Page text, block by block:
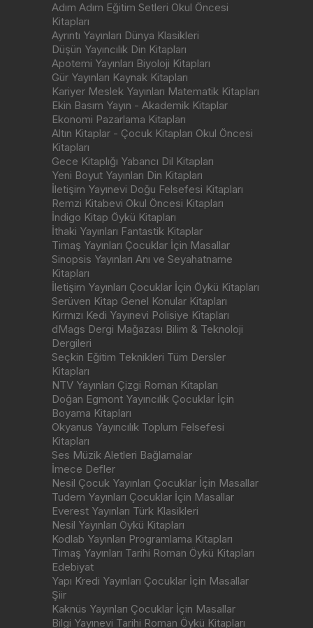
Adım Adım Eğitim Setleri Okul Öncesi
Kitapları
Ayrıntı Yayınları Dünya Klasikleri
Düşün Yayıncılık Din Kitapları
Apotemi Yayınları Biyoloji Kitapları
Gür Yayınları Kaynak Kitapları
Kariyer Meslek Yayınları Matematik Kitapları
Ekin Basım Yayın - Akademik Kitaplar
Ekonomi Pazarlama Kitapları
Altın Kitaplar - Çocuk Kitapları Okul Öncesi
Kitapları
Gece Kitaplığı Yabancı Dil Kitapları
Yeni Boyut Yayınları Din Kitapları
İletişim Yayınevi Doğu Felsefesi Kitapları
Remzi Kitabevi Okul Öncesi Kitapları
İndigo Kitap Öykü Kitapları
İthaki Yayınları Fantastik Kitaplar
Timaş Yayınları Çocuklar İçin Masallar
Sinopsis Yayınları Anı ve Seyahatname
Kitapları
İletişim Yayınları Çocuklar İçin Öykü Kitapları
Serüven Kitap Genel Konular Kitapları
Kırmızı Kedi Yayınevi Polisiye Kitapları
dMags Dergi Mağazası Bilim & Teknoloji
Dergileri
Seçkin Eğitim Teknikleri Tüm Dersler
Kitapları
NTV Yayınları Çizgi Roman Kitapları
Doğan Egmont Yayıncılık Çocuklar İçin
Boyama Kitapları
Okyanus Yayıncılık Toplum Felsefesi
Kitapları
Ses Müzik Aletleri Bağlamalar
İmece Defler
Nesil Çocuk Yayınları Çocuklar İçin Masallar
Tudem Yayınları Çocuklar İçin Masallar
Everest Yayınları Türk Klasikleri
Nesil Yayınları Öykü Kitapları
Kodlab Yayınları Programlama Kitapları
Timaş Yayınları Tarihi Roman Öykü Kitapları
Edebiyat
Yapı Kredi Yayınları Çocuklar İçin Masallar
Şiir
Kaknüs Yayınları Çocuklar İçin Masallar
Bilgi Yayınevi Tarihi Roman Öykü Kitapları